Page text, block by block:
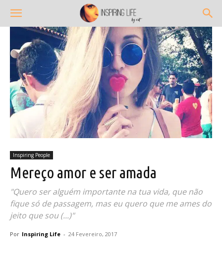
Inspiring People
Mereço amor e ser amada
"Quero ser alguém importante na tua vida, que não
fique só de passagem, mas eu quero que me ames do
jeito que sou (...)"
Por Inspiring Life - 24 Fevereiro, 2017